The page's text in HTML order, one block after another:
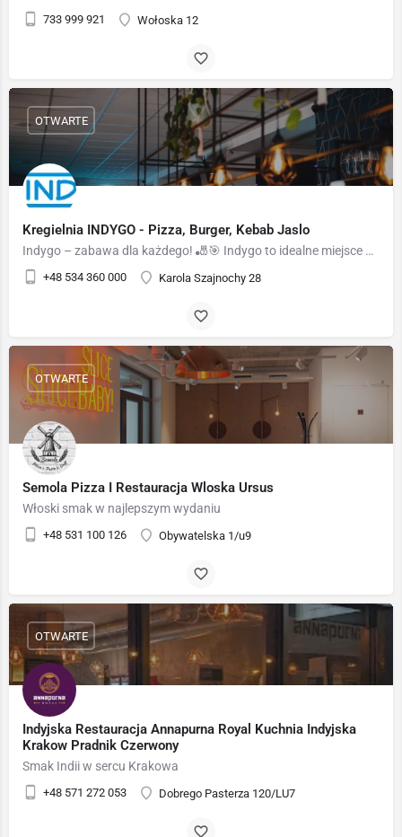
733 999 921 Wołoska 12
Kregielnia INDYGO - Pizza, Burger, Kebab Jaslo
Indygo – zabawa dla każdego! 🎳🎯 Indygo to idealne miejsce na aktywny wypoczynek i spotkania z rodziną czy…
+48 534 360 000 Karola Szajnochy 28
OTWARTE
Semola Pizza I Restauracja Wloska Ursus
Włoski smak w najlepszym wydaniu
+48 531 100 126 Obywatelska 1/u9
OTWARTE
Indyjska Restauracja Annapurna Royal Kuchnia Indyjska
Krakow Pradnik Czerwony
Smak Indii w sercu Krakowa
+48 571 272 053 Dobrego Pasterza 120/LU7
OTWARTE